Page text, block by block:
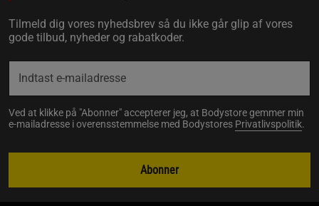
Tilmeld dig vores nyhedsbrev så du ikke går glip af vores
gode tilbud, nyheder og rabatkoder.
Ved at klikke på "Abonner" accepterer jeg, at Bodystore gemmer min
e-mailadresse i overensstemmelse med Bodystores Privatlivspolitik.
Abonner